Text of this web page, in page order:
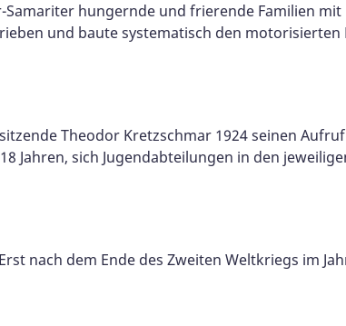
hungernde und frierende Familien
und baute systematisch den motorisierten
Theodor Kretzschmar 1924 seinen
Jahren, sich Jugendabteilungen in den
nach dem Ende des Zweiten Weltkriegs im